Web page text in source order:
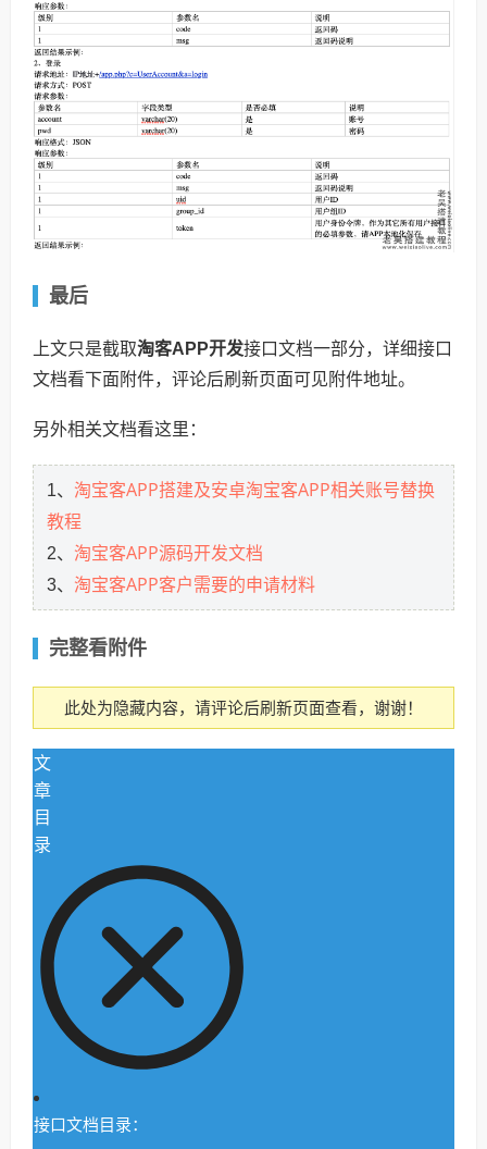
最后
上文只是截取淘客APP开发接口文档一部分，详细接口
文档看下面附件，评论后刷新页面可见附件地址。
另外相关文档看这里：
1、 淘宝客APP搭建及安卓淘宝客APP相关账号替换
教程
2、 淘宝客APP源码开发文档
3、 淘宝客APP客户需要的申请材料
完整看附件
此处为隐藏内容，请评论后刷新页面查看，谢谢！
文
章
目
录
接口文档目录：